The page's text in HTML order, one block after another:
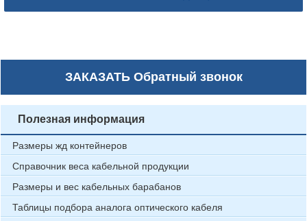
ЗАКАЗАТЬОбратный звонок
Полезная информация
Размеры жд контейнеров
Справочник веса кабельной продукции
Размеры и вес кабельных барабанов
Таблицы подбора аналога оптического кабеля